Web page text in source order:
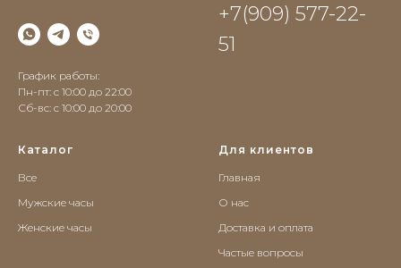
График работы:
Пн-пт: с 10:00 до 22:00
Сб-вс: c 10:00 до 20:00
+7(909) 577-22-
51
Каталог
Все
Мужские часы
Женские часы
Для клиентов
Главная
О нас
Доставка и оплата
Частые вопросы